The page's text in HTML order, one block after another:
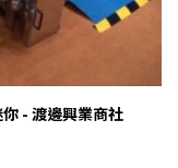
- 渡邊興業商社